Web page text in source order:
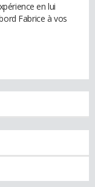
en lui
Fabrice à vos